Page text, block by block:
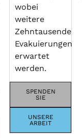
wobei
weitere
Zehntausende
Evakuierungen
erwartet
werden.
SPENDEN
SIE
UNSERE
ARBEIT